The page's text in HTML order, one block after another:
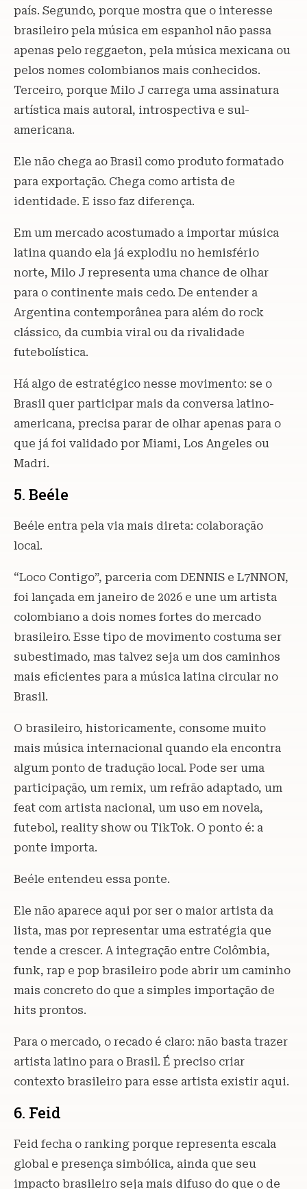
país. Segundo, porque mostra que o interesse
brasileiro pela música em espanhol não passa
apenas pelo reggaeton, pela música mexicana ou
pelos nomes colombianos mais conhecidos.
Terceiro, porque Milo J carrega uma assinatura
artística mais autoral, introspectiva e sul-
americana.
Ele não chega ao Brasil como produto formatado
para exportação. Chega como artista de
identidade. E isso faz diferença.
Em um mercado acostumado a importar música
latina quando ela já explodiu no hemisfério
norte, Milo J representa uma chance de olhar
para o continente mais cedo. De entender a
Argentina contemporânea para além do rock
clássico, da cumbia viral ou da rivalidade
futebolística.
Há algo de estratégico nesse movimento: se o
Brasil quer participar mais da conversa latino-
americana, precisa parar de olhar apenas para o
que já foi validado por Miami, Los Angeles ou
Madri.
5. Beéle
Beéle entra pela via mais direta: colaboração
local.
“Loco Contigo”, parceria com DENNIS e L7NNON,
foi lançada em janeiro de 2026 e une um artista
colombiano a dois nomes fortes do mercado
brasileiro. Esse tipo de movimento costuma ser
subestimado, mas talvez seja um dos caminhos
mais eficientes para a música latina circular no
Brasil.
O brasileiro, historicamente, consome muito
mais música internacional quando ela encontra
algum ponto de tradução local. Pode ser uma
participação, um remix, um refrão adaptado, um
feat com artista nacional, um uso em novela,
futebol, reality show ou TikTok. O ponto é: a
ponte importa.
Beéle entendeu essa ponte.
Ele não aparece aqui por ser o maior artista da
lista, mas por representar uma estratégia que
tende a crescer. A integração entre Colômbia,
funk, rap e pop brasileiro pode abrir um caminho
mais concreto do que a simples importação de
hits prontos.
Para o mercado, o recado é claro: não basta trazer
artista latino para o Brasil. É preciso criar
contexto brasileiro para esse artista existir aqui.
6. Feid
Feid fecha o ranking porque representa escala
global e presença simbólica, ainda que seu
impacto brasileiro seja mais difuso do que o de